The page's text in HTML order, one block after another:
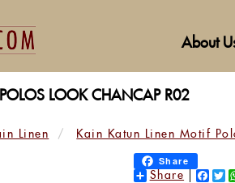
About
LOOK CHANCAP R02
Linen Kain Katun Linen Motif
Share
Share